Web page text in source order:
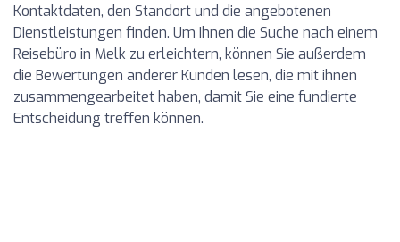
Kontaktdaten, den Standort und die angebotenen
Dienstleistungen finden. Um Ihnen die Suche nach einem
Reisebüro in Melk zu erleichtern, können Sie außerdem
die Bewertungen anderer Kunden lesen, die mit ihnen
zusammengearbeitet haben, damit Sie eine fundierte
Entscheidung treffen können.